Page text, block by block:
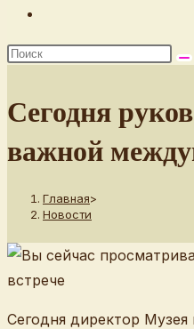
по
сайту
Сегодня
важной
Главная>
Новости
Сегодня директор